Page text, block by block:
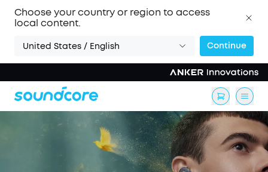
Choose your country or region to access
local content.
United States / English Continue